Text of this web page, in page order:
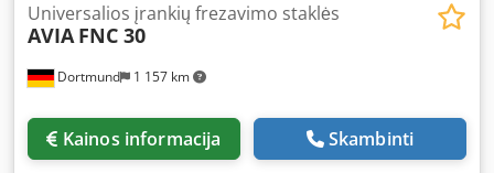
Dortmund 1 157 km
Universalios įrankių frezavimo staklės
AVIA FNC 30
Kainos informacija Skambinti